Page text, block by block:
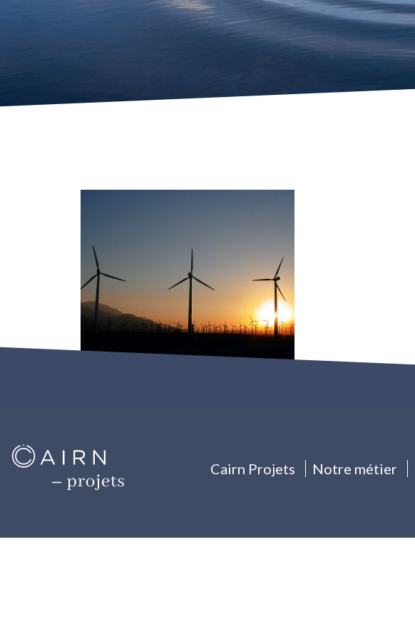
Cairn Projets Notre métier